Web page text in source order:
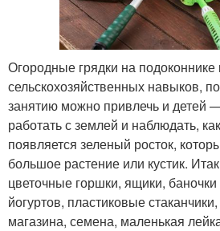
Огородные грядки на подоконнике
сельскохозяйственных навыков,
занятию можно привлечь и детей
работать с землей и наблюдать,
появляется зеленый росток,
большое растение или кустик.
цветочные горшки, ящики,
йогуртов, пластиковые
магазина, семена, маленькая